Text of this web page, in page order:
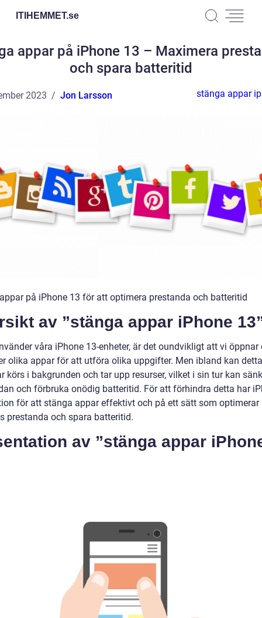
ITIHEMMET.se
appar på iPhone 13 – Maximera
och spara batteritid
2023 Jon Larsson stänga appar
på iPhone 13 för att optimera prestanda och batteritid
av ”stänga appar iPhone
våra iPhone 13-enheter, är det oundvikligt att vi öppnar
olika appar för att utföra olika uppgifter. Men ibland kan
körs i bakgrunden och tar upp resurser, vilket i sin tur kan
och förbruka onödig batteritid. För att förhindra detta har
för att stänga appar effektivt och på ett sätt som optimerar
prestanda och spara batteritid.
av ”stänga appar